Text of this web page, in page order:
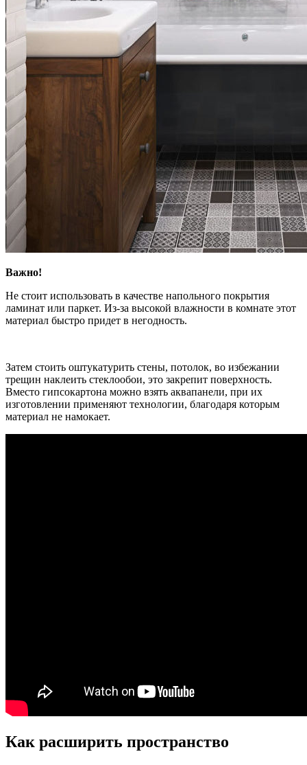
Важно!
Не стоит использовать в качестве напольного покрытия
ламинат или паркет. Из-за высокой влажности в комнате этот
материал быстро придет в негодность.
Затем стоить оштукатурить стены, потолок, во избежании
трещин наклеить стеклообои, это закрепит поверхность.
Вместо гипсокартона можно взять аквапанели, при их
изготовлении применяют технологии, благодаря которым
материал не намокает.
Как расширить пространство